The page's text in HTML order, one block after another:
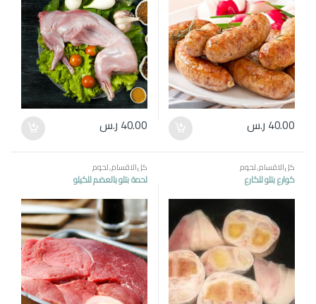
40.00 ر.س 40.00 ر.س
كل الاقسام,لحوم
كوارع بتلو للكارع
كل الاقسام,لحوم
لحمة بتلو بالعضم للكيلو